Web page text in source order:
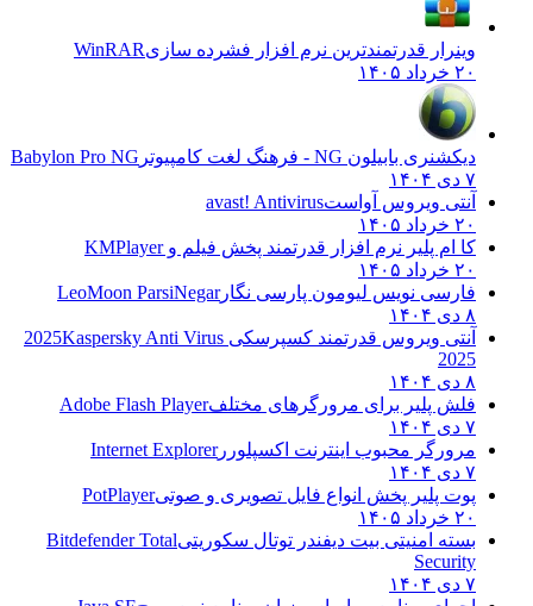
وینرار قدرتمندترین نرم افزار فشرده سازیWinRAR
۲۰ خرداد ۱۴۰۵
دیکشنری بابیلون NG - فرهنگ لغت کامپیوتر
Babylon Pro NG
۷ دی ۱۴۰۴
آنتی ویروس آواستavast! Antivirus
۲۰ خرداد ۱۴۰۵
کا ام پلیر نرم افزار قدرتمند پخش فیلم وKMPlayer
۲۰ خرداد ۱۴۰۵
فارسی نویس لیومون پارسی نگارLeoMoon ParsiNegar
۸ دی ۱۴۰۴
آنتی ویروس قدرتمند کسپرسکی 2025 Kaspersky Anti Virus
2025
۸ دی ۱۴۰۴
فلش پلیر برای مرورگرهای مختلفAdobe Flash Player
۷ دی ۱۴۰۴
مرورگر محبوب اینترنت اکسپلوررInternet Explorer
۷ دی ۱۴۰۴
پوت پلیر پخش انواع فایل تصویری و صوتیPotPlayer
۲۰ خرداد ۱۴۰۵
بسته امنیتی بیت دیفندر توتال سکوریتیBitdefender Total
Security
۷ دی ۱۴۰۴